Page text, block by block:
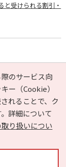
と受けられる割引・
のサービス向
ー（Cookie）
れることで、ク
詳細について
り扱いについ
ヘルプ
運営会社
わせ